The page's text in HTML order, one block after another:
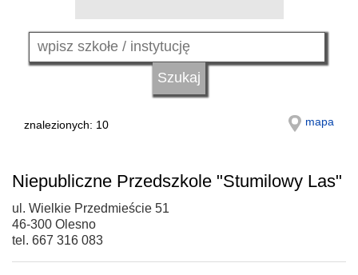
znalezionych: 10 mapa
Niepubliczne Przedszkole "Stumilowy Las"
ul. Wielkie Przedmieście 51
46-300 Olesno
tel. 667 316 083